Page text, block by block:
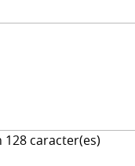
128 caracter(es)